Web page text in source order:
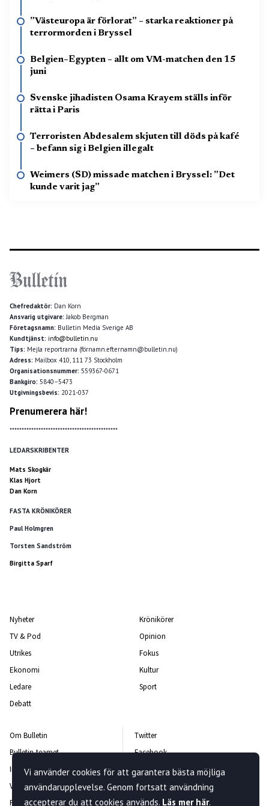
”Västeuropa är förlorat” – starka reaktioner på
terrormorden i Bryssel
Belgien–Egypten – allt om VM-matchen den 15
juni
Svenske jihadisten Osama Krayem ställs inför
rätta i Paris
Terroristen Abdesalem skjuten till döds på kafé
– befann sig i Belgien illegalt
Weimers (SD) missade matchen i Bryssel: ”Det
kunde varit jag”
Chefredaktör: Dan Korn
Ansvarig utgivare: Jakob Bergman
Företagsnamn: Bulletin Media Sverige AB
Kundtjänst: info@bulletin.nu
Tips: Mejla reportrarna (förnamn.efternamn@bulletin.nu)
Adress: Mailbox 410, 111 73 Stockholm
Organisationsnummer: 559367-0671
Bankgiro: 5840–5473
Utgivningsbevis: 2021-037
Prenumerera här!
*********************************************
LEDARSKRIBENTER
Mats Skogkär
Klas Hjort
Dan Korn
FASTA KRÖNIKÖRER
Paul Holmgren
Torsten Sandström
Birgitta Sparf
Nyheter
TV & Pod
Utrikes
Ekonomi
Ledare
Debatt
Krönikörer
Opinion
Fokus
Kultur
Sport
Om Bulletin
Bulletin-teamet
Integritetspolicy
Vanliga frågor och svar
Rättelsepolicy
Twitter
Facebook
Instagram
Kontakta oss
Nyhetsbrev
Vi använder cookies för att garantera bästa möjliga
användarupplevelse. Genom fortsatt användning
accepterar du att cookies används. Läs mer här.